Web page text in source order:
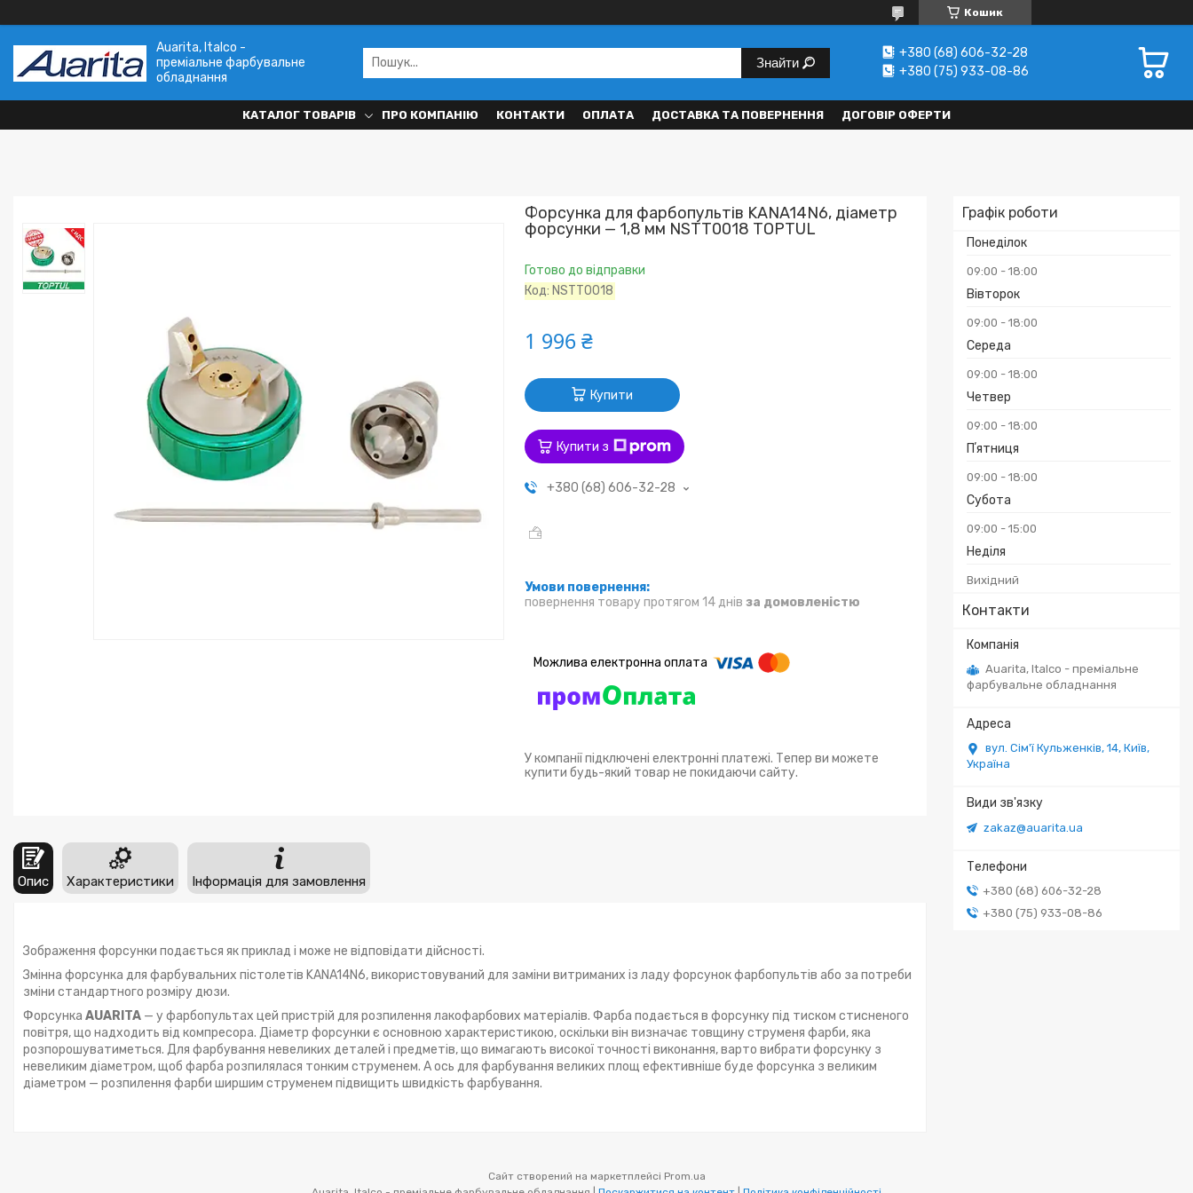
Кошик
Auarita, Italco -
преміальне фарбувальне
обладнання
Знайти
+380 (68) 606-32-28
+380 (75) 933-08-86
КАТАЛОГ ТОВАРІВ ПРО КОМПАНІЮ КОНТАКТИ ОПЛАТА ДОСТАВКА ТА ПОВЕРНЕННЯ ДОГОВІР ОФЕРТИ
Графік роботи
Понеділок
09:00 18:00
Вівторок
09:00 18:00
Середа
09:00 18:00
Четвер
09:00 18:00
Пʼятниця
09:00 18:00
Субота
09:00 15:00
Неділя
Вихідний
Контакти
Auarita, Italco - преміальне
фарбувальне обладнання
вул. Сім'ї Кульженків, 14, Київ,
Україна
zakaz@auarita.ua
+380 (68) 606-32-28
+380 (75) 933-08-86
Форсунка для фарбопультів KANA14N6, діаметр
форсунки — 1,8 мм NSTT0018 TOPTUL
Готово до відправки
Код: NSTT0018
1 996 ₴
Купити
Купити з
+380 (68) 606-32-28
повернення товару протягом 14 днів за домовленістю
У компанії підключені електронні платежі. Тепер ви можете
купити будь-який товар не покидаючи сайту.
Опис Характеристики Інформація для замовлення
Зображення форсунки подається як приклад і може не відповідати дійсності.
Змінна форсунка для фарбувальних пістолетів KANA14N6, використовуваний для заміни витриманих із ладу форсунок фарбопультів або за потреби
зміни стандартного розміру дюзи.
Форсунка AUARITA — у фарбопультах цей пристрій для розпилення лакофарбових матеріалів. Фарба подається в форсунку під тиском стисненого
повітря, що надходить від компресора. Діаметр форсунки є основною характеристикою, оскільки він визначає товщину струменя фарби, яка
розпорошуватиметься. Для фарбування невеликих деталей і предметів, що вимагають високої точності виконання, варто вибрати форсунку з
невеликим діаметром, щоб фарба розпилялася тонким струменем. А ось для фарбування великих площ ефективніше буде форсунка з великим
діаметром — розпилення фарби ширшим струменем підвищить швидкість фарбування.
Сайт створений на маркетплейсі Prom.ua